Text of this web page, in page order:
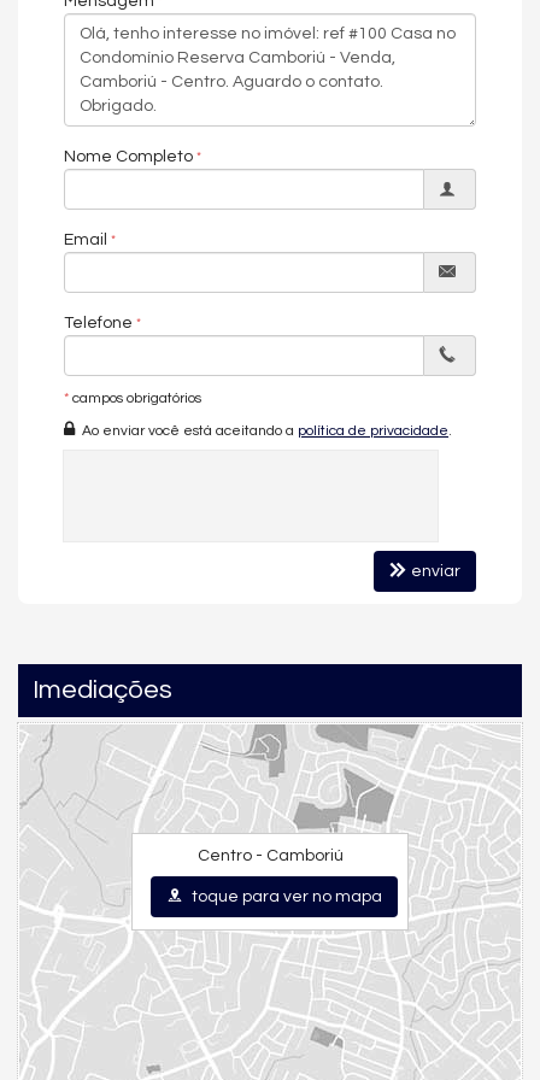
Planta bem distribuída, favorecendo circulação e
iluminação
Área de Lazer – 25,16m²
Piscina privativa
Espaço ideal para área gourmet e convivência
✨ Destaques da Casa
Piscina privativa
Projeto contemporâneo
Brasil, oferecendo infraestrutura completa, segurança 24h,
contato com a natureza e um estilo de vida exclusivo.
Morar aqui significa unirsofisticação, lazer e tranquilidade , com
fácil acesso às praias e ao centro de Balneário Camboriú.
📍 Oportunidade estratégica
A Casa 47 é ideal tanto para moradia quanto para
investimento, dentro de um dos condomínios mais valorizados
da região.
Características do Imóvel
Aquecimento de Água
Churrasqueira
Sistema de Alarme
Nome Completo
Email
Telefone
* campos obrigatórios
Ao enviar você está aceitando a política de privacidade
enviar
Imediações
Centro - Camboriú
toque para ver no mapa